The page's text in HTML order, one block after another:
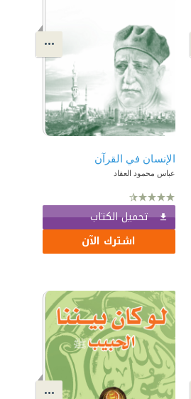
الإنسان في القرآن
عباس محمود العقاد
تحميل الكتاب
اشترك الآن